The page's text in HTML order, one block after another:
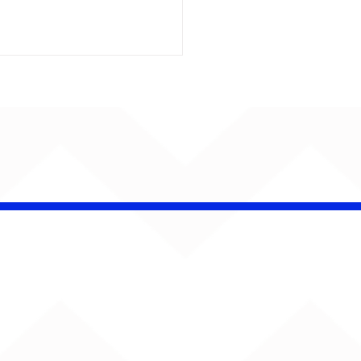
OTHOÁ estreia